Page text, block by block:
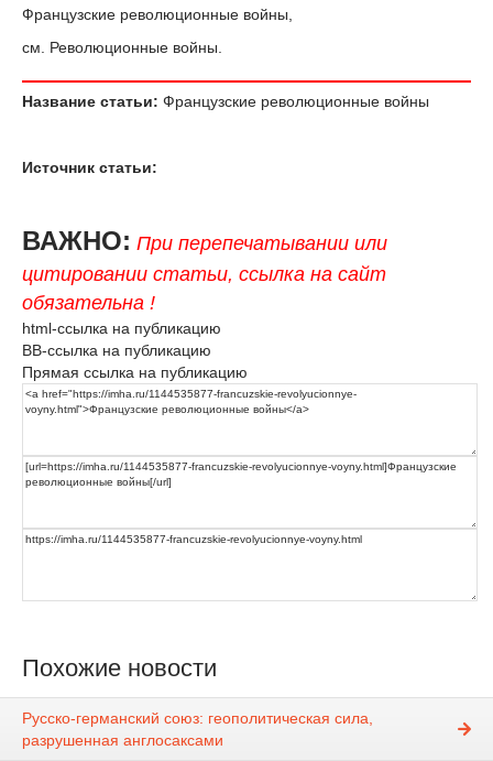
Французские революционные войны,
см. Революционные войны.
Название статьи: Французские революционные войны
Источник статьи:
ВАЖНО: При перепечатывании или
цитировании статьи, ссылка на сайт
обязательна !
html-ссылка на публикацию
BB-ссылка на публикацию
Прямая ссылка на публикацию
Похожие новости
Русско-германский союз: геополитическая сила,
разрушенная англосаксами